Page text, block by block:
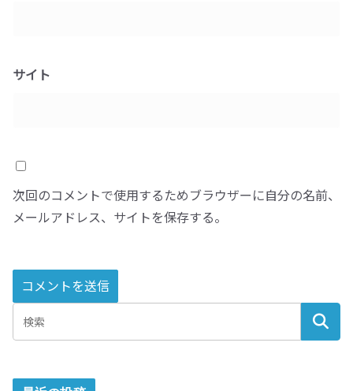
サイト
次回のコメントで使用するためブラウザーに自分の名前、
メールアドレス、サイトを保存する。
l
e